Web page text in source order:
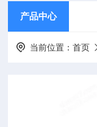
产品中心
当前位置：首页